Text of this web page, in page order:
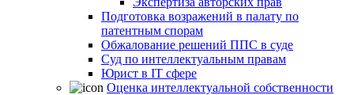
Подготовка возражений в палату по
патентным спорам
Обжалование решений ППС в суде
Суд по интеллектуальным правам
Юрист в IT сфере
Оценка интеллектуальной собственности